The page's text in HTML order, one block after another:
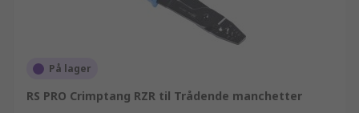
På lager
RS PRO Crimptang RZR til Trådende manchetter